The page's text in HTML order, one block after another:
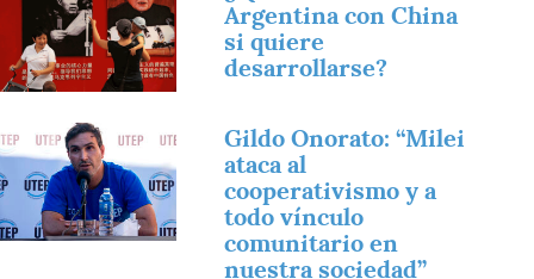
Argentina con China
si quiere
desarrollarse?
Gildo Onorato: “Milei
ataca al
cooperativismo y a
todo vínculo
comunitario en
nuestra sociedad”